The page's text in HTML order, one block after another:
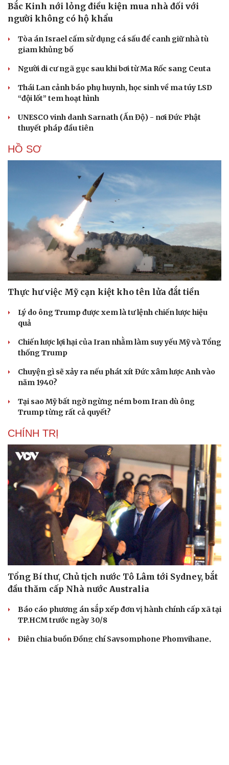
Bắc Kinh nới lỏng điều kiện mua nhà đối với
người không có hộ khẩu
Tòa án Israel cấm sử dụng cá sấu để canh giữ nhà tù
giam khủng bố
Người di cư ngã gục sau khi bơi từ Ma Rốc sang Ceuta
Thái Lan cảnh báo phụ huynh, học sinh về ma túy LSD
“đội lốt” tem hoạt hình
UNESCO vinh danh Sarnath (Ấn Độ) - nơi Đức Phật
thuyết pháp đầu tiên
HỒ SƠ
Thực hư việc Mỹ cạn kiệt kho tên lửa đắt tiền
Lý do ông Trump được xem là tư lệnh chiến lược hiệu
quả
Chiến lược lợi hại của Iran nhằm làm suy yếu Mỹ và Tổng
thống Trump
Chuyện gì sẽ xảy ra nếu phát xít Đức xâm lược Anh vào
năm 1940?
Tại sao Mỹ bất ngờ ngừng ném bom Iran dù ông
Trump từng rất cả quyết?
CHÍNH TRỊ
Tổng Bí thư, Chủ tịch nước Tô Lâm tới Sydney, bắt
đầu thăm cấp Nhà nước Australia
Báo cáo phương án sắp xếp đơn vị hành chính cấp xã tại
TP.HCM trước ngày 30/8
Điện chia buồn Đồng chí Saysomphone Phomvihane,